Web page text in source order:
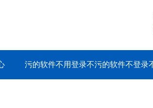
污的软件不用登录不污的软件不登录